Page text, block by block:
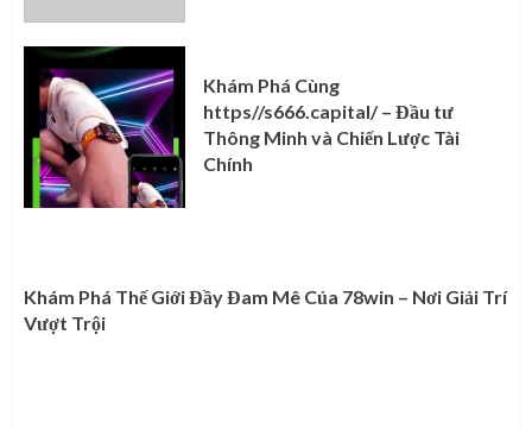
Khám Phá Cùng
https//s666.capital/ – Đầu tư
Thông Minh và Chiến Lược Tài
Chính
Khám Phá Thế Giới Đầy Đam Mê Của 78win – Nơi Giải Trí
Vượt Trội